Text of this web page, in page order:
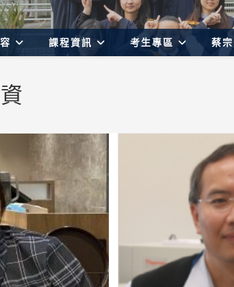
課程資訊 考生專區 蔡